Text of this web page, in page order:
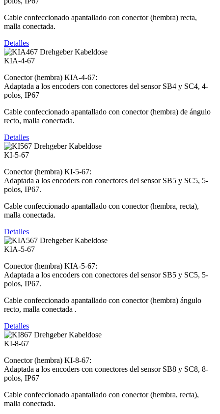
Cable confeccionado apantallado con conector (hembra) recta,
malla conectada.
Detalles
KIA-4-67
Conector (hembra) KIA-4-67:
Adaptada a los encoders con conectores del sensor SB4 y SC4, 4-
polos, IP67
Cable confeccionado apantallado con conector (hembra) de ángulo
recto, malla conectada.
Detalles
KI-5-67
Conector (hembra) KI-5-67:
Adaptada a los encoders con conectores del sensor SB5 y SC5, 5-
polos, IP67.
Cable confeccionado apantallado con conector (hembra, recta),
malla conectada.
Detalles
KIA-5-67
Conector (hembra) KIA-5-67:
Adaptada a los encoders con conectores del sensor SB5 y SC5, 5-
polos, IP67.
Cable confeccionado apantallado con conector (hembra) ángulo
recto, malla conectada .
Detalles
KI-8-67
Conector (hembra) KI-8-67:
Adaptada a los encoders con conectores del sensor SB8 y SC8, 8-
polos, IP67
Cable confeccionado apantallado con conector (hembra, recta),
malla conectada.